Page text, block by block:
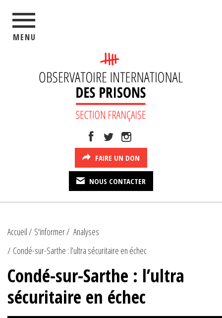
MENU
FAIRE UN DON
NOUS CONTACTER
Accueil S'informer
Analyses
Condé-sur-Sarthe : l’ultra sécuritaire en échec
Condé-sur-Sarthe : l’ultra
sécuritaire en échec